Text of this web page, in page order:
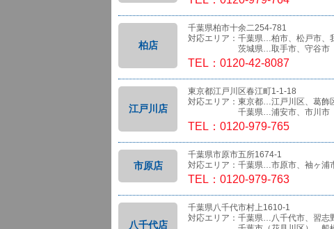
柏店
千葉県柏市十余二254-781
対応エリア：千葉県…柏市、松戸市、
茨城県…取手市、守谷市
TEL：0120-42-8087
江戸川店
東京都江戸川区春江町1-1-18
対応エリア：東京都…江戸川区、葛飾
千葉県…浦安市、市川市
TEL：0120-979-765
市原店
千葉県市原市五所1674-1
対応エリア：千葉県…市原市、袖ヶ浦
TEL：0120-979-763
八千代店
千葉県八千代市村上1610-1
対応エリア：千葉県…八千代市、習志